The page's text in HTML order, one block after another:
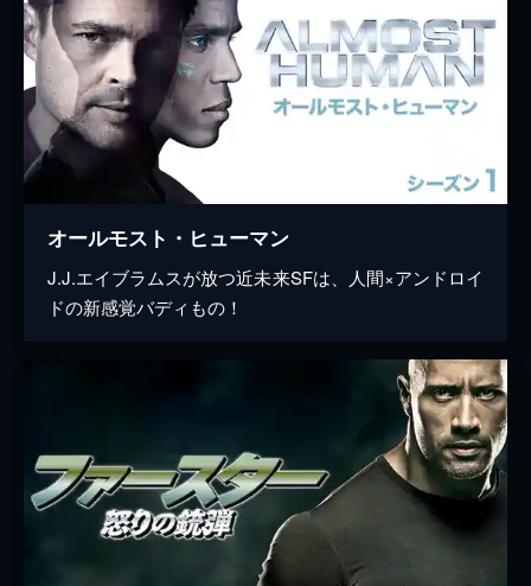
オールモスト・ヒューマン
J.J.エイブラムスが放つ近未来SFは、人間×アンドロイ
ドの新感覚バディもの！